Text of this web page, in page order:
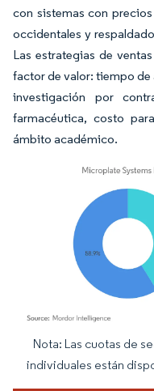
con sistemas con
occidentales y
Las estrategias de
factor de valor: tiempo
investigación por
farmacéutica, costo
ámbito académico.
Imagen © Mordor Intelligence.
Nota: Las cuotas de
individuales están